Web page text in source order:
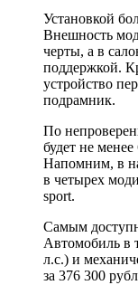
Установкой
Внешность
черты, а в
поддержкой.
устройство
подрамник.
По
будет не
Напомним, в
в четырех
sport.
Самым
Автомобиль в
л.с.) и
за 376 300